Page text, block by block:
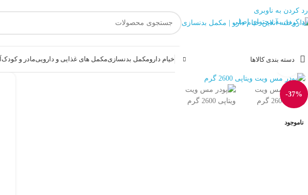
رد کردن به ناوبری
رد کردن به محتوای اصلی
دسته بندی کالاها خیام دارومکمل بدنسازیمکمل های غذایی و داروییمادر و کودک
-37%
ناموجود
بزرگنمایی تصویر